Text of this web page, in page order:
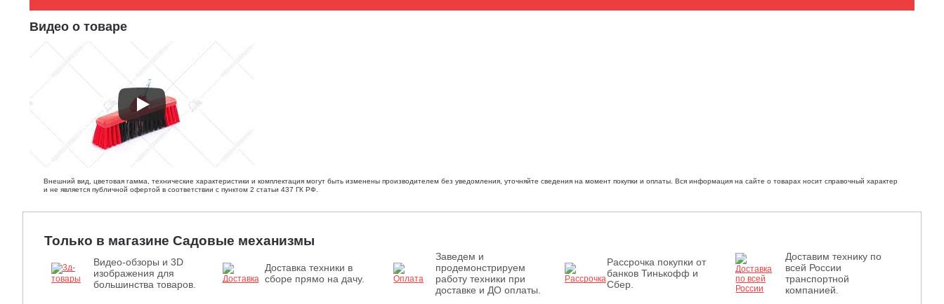
Видео о товаре
Внешний вид, цветовая гамма, технические характеристики и комплектация могут быть изменены производителем без уведомления, уточняйте сведения на момент покупки и оплаты. Вся информация на сайте о товарах носит справочный характер
и не является публичной офертой в соответствии с пунктом 2 статьи 437 ГК РФ.
Только в магазине Садовые механизмы
Видео-обзоры и 3D
изображения для
большинства товаров.
Доставка техники в
сборе прямо на дачу.
Заведем и
продемонстрируем
работу техники при
доставке и ДО оплаты.
Рассрочка покупки от
банков Тинькофф и
Сбер.
Доставим технику по
всей России
транспортной
компанией.